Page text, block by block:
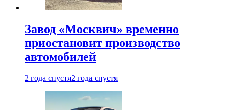
Завод «Москвич» временно
приостановит производство
автомобилей
2 года спустя2 года спустя